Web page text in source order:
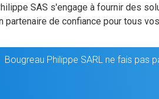
SAS s'engage à fournir des
partenaire de confiance pour tous
Bougreau Philippe SARL ne fais pas